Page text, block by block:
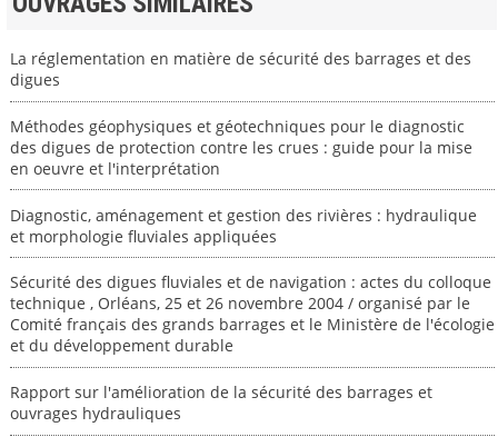
La réglementation en matière de sécurité des barrages et des
digues
Méthodes géophysiques et géotechniques pour le diagnostic
des digues de protection contre les crues : guide pour la mise
en oeuvre et l'interprétation
Diagnostic, aménagement et gestion des rivières : hydraulique
et morphologie fluviales appliquées
Sécurité des digues fluviales et de navigation : actes du colloque
technique , Orléans, 25 et 26 novembre 2004 / organisé par le
Comité français des grands barrages et le Ministère de l'écologie
et du développement durable
Rapport sur l'amélioration de la sécurité des barrages et
ouvrages hydrauliques